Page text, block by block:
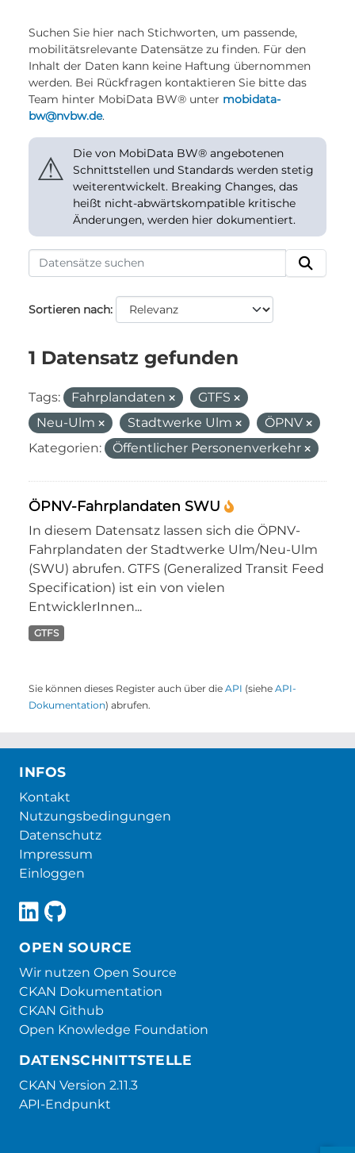
Suchen Sie hier nach Stichworten, um passende,
mobilitätsrelevante Datensätze zu finden. Für den
Inhalt der Daten kann keine Haftung übernommen
werden. Bei Rückfragen kontaktieren Sie bitte das
Team hinter MobiData BW® unter mobidata-
bw@nvbw.de.
⚠
Die von MobiData BW® angebotenen
Schnittstellen und Standards werden stetig
weiterentwickelt. Breaking Changes, das
heißt nicht-abwärtskompatible kritische
Änderungen, werden hier dokumentiert.
Sortieren nach
1 Datensatz gefunden
Tags: Fahrplandaten
GTFS
Neu-Ulm
Stadtwerke Ulm
ÖPNV
Kategorien:
Öffentlicher Personenverkehr
ÖPNV-Fahrplandaten SWU
In diesem Datensatz lassen sich die ÖPNV-
Fahrplandaten der Stadtwerke Ulm/Neu-Ulm
(SWU) abrufen. GTFS (Generalized Transit Feed
Specification) ist ein von vielen
EntwicklerInnen...
GTFS
Sie können dieses Register auch über die API (siehe API-
Dokumentation) abrufen.
INFOS
Kontakt
Nutzungsbedingungen
Datenschutz
Impressum
Einloggen
OPEN SOURCE
Wir nutzen Open Source
CKAN Dokumentation
CKAN Github
Open Knowledge Foundation
DATENSCHNITTSTELLE
CKAN Version 2.11.3
API-Endpunkt